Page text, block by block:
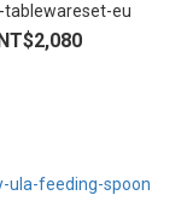
tablewareset-eu